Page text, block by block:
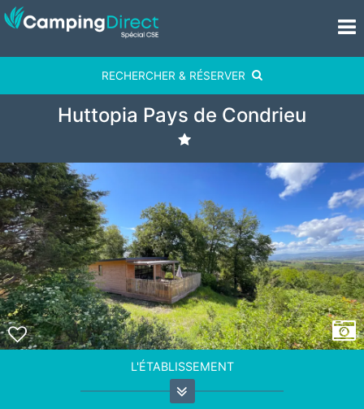
RECHERCHER & RÉSERVER
Huttopia Pays de Condrieu
L'ÉTABLISSEMENT